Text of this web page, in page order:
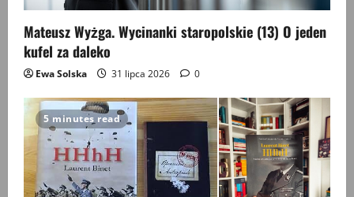
Mateusz Wyżga. Wycinanki staropolskie (13) O jeden
kufel za daleko
Ewa Solska 31 lipca 2026 0
5 minutes read